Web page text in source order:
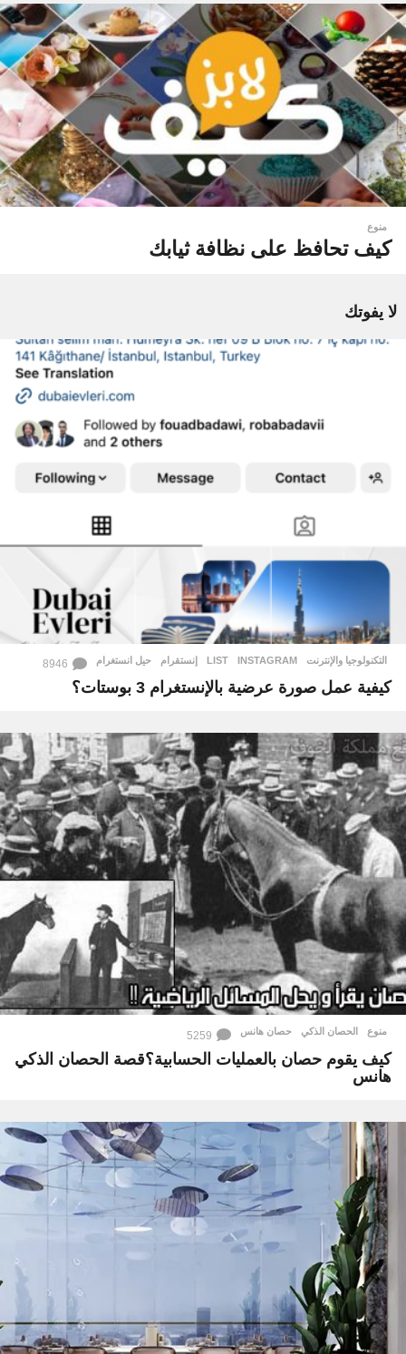
منوع
كيف تحافظ على نظافة ثيابك
لا يفوتك
التكنولوجيا والإنترنت INSTAGRAM
,
LIST
,
إنستقرام ,
حيل انستغرام 8946
كيفية عمل صورة عرضية بالإنستغرام 3 بوستات؟
منوع الحصان الذكي ,
حصان هانس 5259
كيف يقوم حصان بالعمليات الحسابية؟قصة الحصان الذكي
هانس